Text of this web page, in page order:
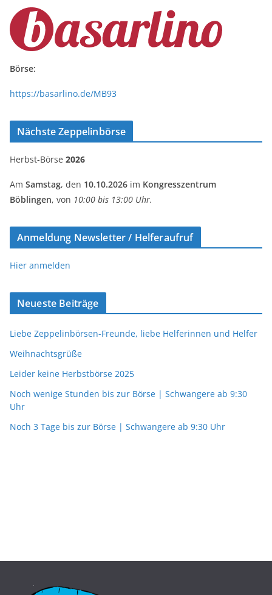
Börse:
https://basarlino.de/MB93
Nächste Zeppelinbörse
Herbst-Börse 2026
Am Samstag, den 10.10.2026 im Kongresszentrum
Böblingen, von 10:00 bis 13:00 Uhr.
Anmeldung Newsletter / Helferaufruf
Hier anmelden
Neueste Beiträge
Liebe Zeppelinbörsen-Freunde, liebe Helferinnen und Helfer
Weihnachtsgrüße
Leider keine Herbstbörse 2025
Noch wenige Stunden bis zur Börse | Schwangere ab 9:30
Uhr
Noch 3 Tage bis zur Börse | Schwangere ab 9:30 Uhr